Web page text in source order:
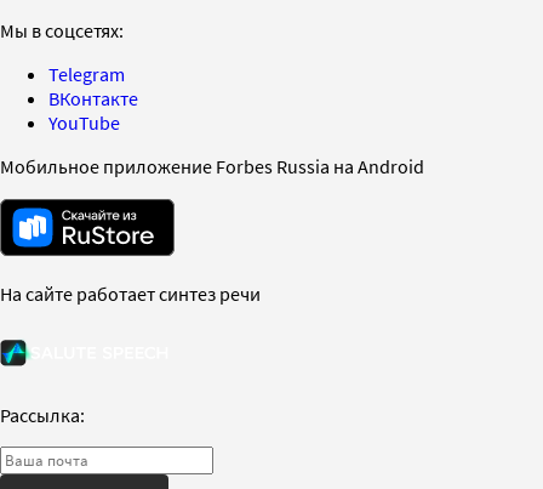
Мы в соцсетях:
Telegram
ВКонтакте
YouTube
Мобильное приложение Forbes Russia на Android
На сайте работает синтез речи
Рассылка: